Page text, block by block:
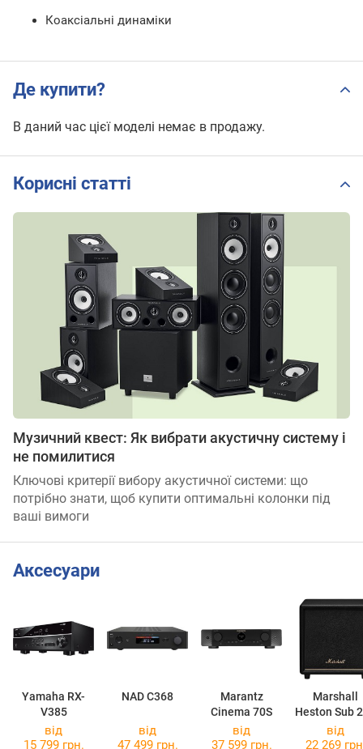
Коаксіальні динаміки
Де купити?
В даний час цієї моделі немає в продажу.
Корисні статті
Музичний квест: Як вибрати акустичну систему і
не помилитися
Ключові критерії вибору акустичної системи: що
потрібно знати, щоб купити оптимальні колонки під
ваші вимоги
Аксесуари
Yamaha RX-
V385
NAD C368
Marantz
Cinema 70S
Marshall
Heston Sub
від
15 799 грн.
від
47 499 грн.
від
37 599 грн.
від
22 269